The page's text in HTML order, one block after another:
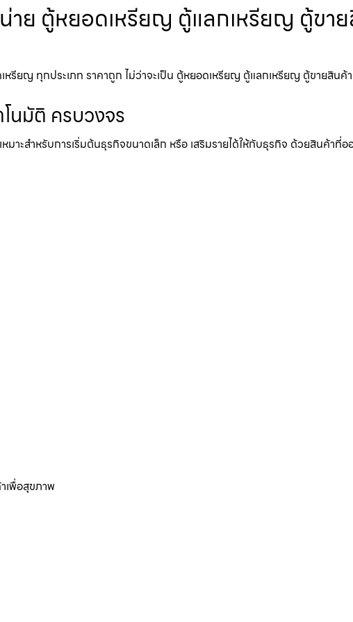
าย ตู้หยอดเหรียญ ตู้แลกเหรียญ ตู้ขา
ยญ ทุกประเภท ราคาถูก ไม่ว่าจะเป็น ตู้หยอดเหรียญ ตู้แลกเหรียญ ตู้ขายสิน
นมัติ ครบวงจร
าะสำหรับการเริ่มต้นธุรกิจขนาดเล็ก หรือ เสริมรายได้ให้กับธุรกิจ ด้วยสินค้า
เพื่อสุขภาพ